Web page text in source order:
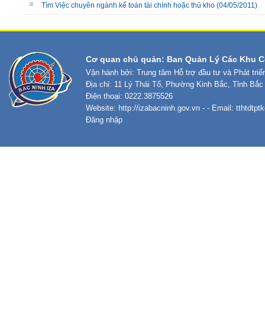
Tìm Việc chuyên ngành kế toán tài chính hoặc thủ kho (04/05/2011)
Cơ quan chủ quản: Ban Quản Lý Các Khu
Vận hành bởi: Trung tâm Hỗ trợ đầu tư và Phát
Địa chỉ: 11 Lý Thái Tổ, Phường Kinh Bắc, Tỉnh Bắc
Điện thoại: 0222.3875526
Website: http://izabacninh.gov.vn - - Email:
Đăng nhập